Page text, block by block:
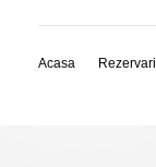
Acasa Rezervari